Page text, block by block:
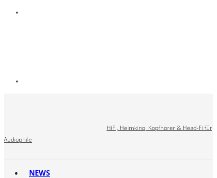
HiFi, Heimkino, Kopfhörer & Head-Fi für
Audiophile
NEWS